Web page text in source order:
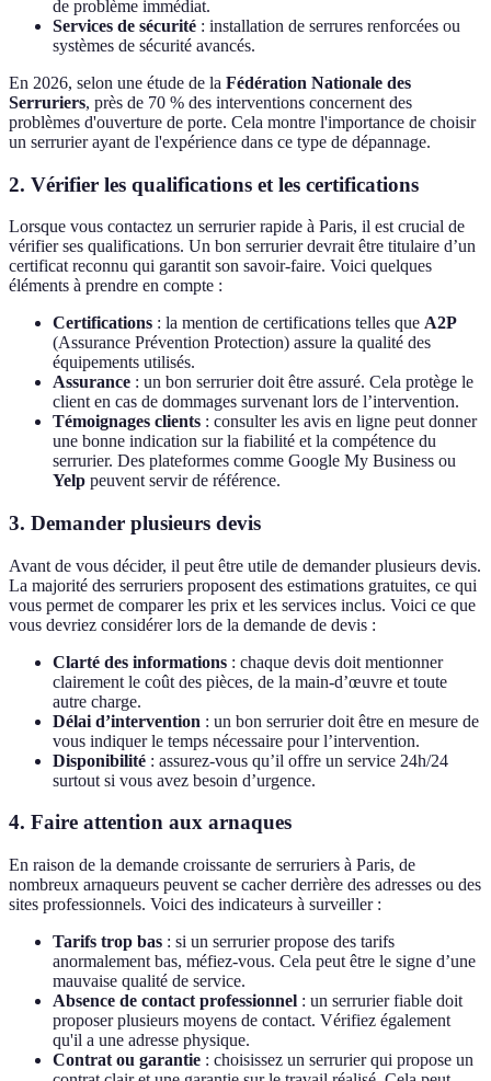
de problème immédiat.
Services de sécurité : installation de serrures renforcées ou
systèmes de sécurité avancés.
En 2026, selon une étude de la Fédération Nationale des
Serruriers, près de 70 % des interventions concernent des
problèmes d'ouverture de porte. Cela montre l'importance de choisir
un serrurier ayant de l'expérience dans ce type de dépannage.
2. Vérifier les qualifications et les certifications
Lorsque vous contactez un serrurier rapide à Paris, il est crucial de
vérifier ses qualifications. Un bon serrurier devrait être titulaire d’un
certificat reconnu qui garantit son savoir-faire. Voici quelques
éléments à prendre en compte :
Certifications : la mention de certifications telles que A2P
(Assurance Prévention Protection) assure la qualité des
équipements utilisés.
Assurance : un bon serrurier doit être assuré. Cela protège le
client en cas de dommages survenant lors de l’intervention.
Témoignages clients : consulter les avis en ligne peut donner
une bonne indication sur la fiabilité et la compétence du
serrurier. Des plateformes comme Google My Business ou
Yelp peuvent servir de référence.
3. Demander plusieurs devis
Avant de vous décider, il peut être utile de demander plusieurs devis.
La majorité des serruriers proposent des estimations gratuites, ce qui
vous permet de comparer les prix et les services inclus. Voici ce que
vous devriez considérer lors de la demande de devis :
Clarté des informations : chaque devis doit mentionner
clairement le coût des pièces, de la main-d’œuvre et toute
autre charge.
Délai d’intervention : un bon serrurier doit être en mesure de
vous indiquer le temps nécessaire pour l’intervention.
Disponibilité : assurez-vous qu’il offre un service 24h/24
surtout si vous avez besoin d’urgence.
4. Faire attention aux arnaques
En raison de la demande croissante de serruriers à Paris, de
nombreux arnaqueurs peuvent se cacher derrière des adresses ou des
sites professionnels. Voici des indicateurs à surveiller :
Tarifs trop bas : si un serrurier propose des tarifs
anormalement bas, méfiez-vous. Cela peut être le signe d’une
mauvaise qualité de service.
Absence de contact professionnel : un serrurier fiable doit
proposer plusieurs moyens de contact. Vérifiez également
qu'il a une adresse physique.
Contrat ou garantie : choisissez un serrurier qui propose un